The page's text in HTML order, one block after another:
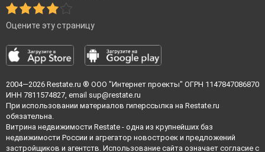
Оцените эту страницу
2004—2026 Restate.ru ® ООО "Интернет проекты" ОГРН 1147847086870
ИНН 7811574827, email sup@restate.ru
При использовании материалов гиперссылка на Restate.ru
обязательна.
Витрина недвижимости Restate - одна из крупнейших баз
недвижимости России и агрегатор новостроек и предложений
застройщиков и агентств. Использование сайта означает согласие с